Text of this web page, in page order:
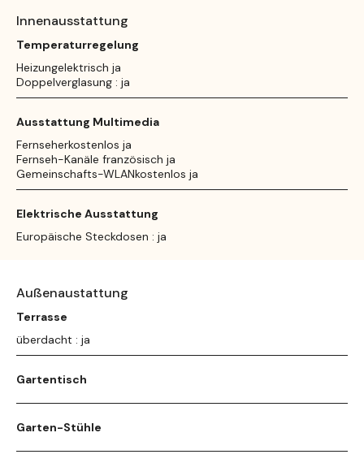
Innenausstattung
Temperaturregelung
Heizungelektrisch ja
Doppelverglasung : ja
Ausstattung Multimedia
Fernseherkostenlos ja
Fernseh-Kanäle französisch ja
Gemeinschafts-WLANkostenlos ja
Elektrische Ausstattung
Europäische Steckdosen : ja
Außenaustattung
Terrasse
überdacht : ja
Gartentisch
Garten-Stühle